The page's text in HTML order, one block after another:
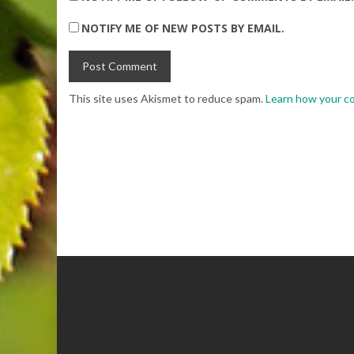
NOTIFY ME OF NEW POSTS BY EMAIL.
This site uses Akismet to reduce spam.Learn how your